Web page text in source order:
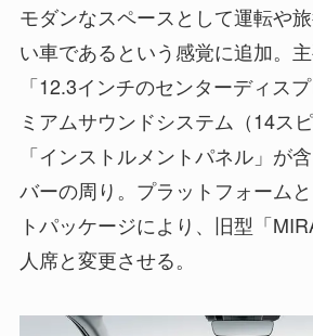
モダンなスペースとして運転や
い車であるという感覚に追加。主
「12.3インチのセンターディス
ミアムサウンドシステム（14ス
「インストルメントパネル」が
バーの周り。プラットフォーム
トパッケージにより、旧型「
人席と変更させる。